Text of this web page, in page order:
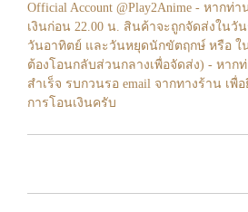
Official Account @Play2Anime - หากท่
เงินก่อน 22.00 น. สินค้าจะถูกจัดส่งในวั
วันอาทิตย์ และวันหยุดนักขัตฤกษ์ หรือ
ต้องโอนกลับส่วนกลางเพื่อจัดส่ง) - หาก
สำเร็จ รบกวนรอ email จากทางร้าน เ
การโอนเงินครับ